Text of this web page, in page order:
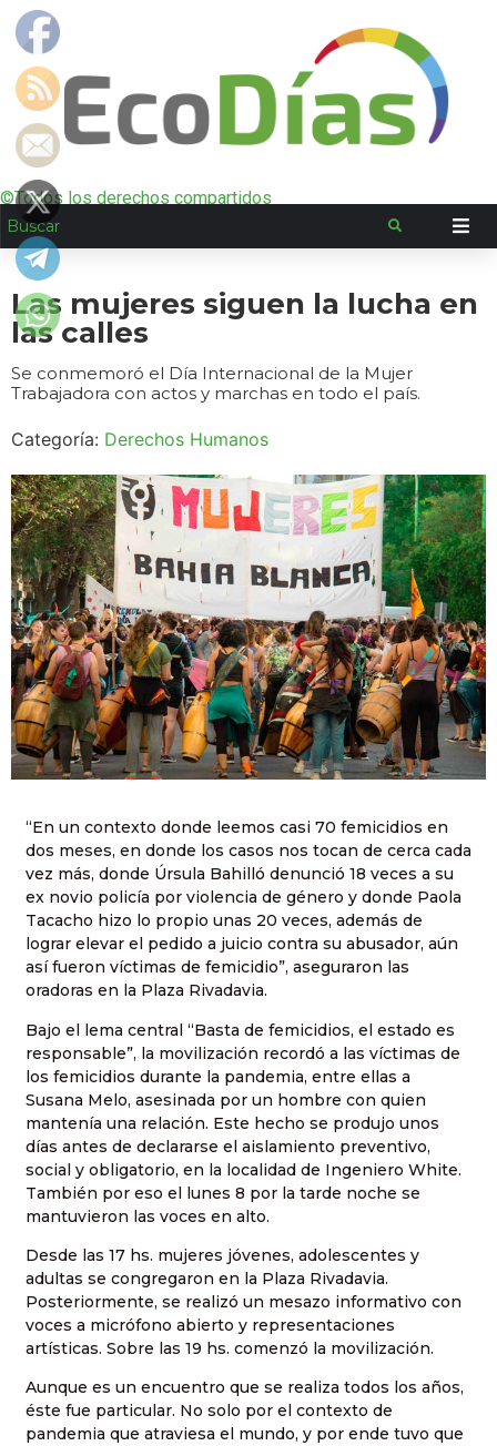
©Todos los derechos compartidos
Las mujeres siguen la lucha en
las calles
Se conmemoró el Día Internacional de la Mujer
Trabajadora con actos y marchas en todo el país.
Categoría: Derechos Humanos
“En un contexto donde leemos casi 70 femicidios en
dos meses, en donde los casos nos tocan de cerca cada
vez más, donde Úrsula Bahilló denunció 18 veces a su
ex novio policía por violencia de género y donde Paola
Tacacho hizo lo propio unas 20 veces, además de
lograr elevar el pedido a juicio contra su abusador, aún
así fueron víctimas de femicidio”, aseguraron las
oradoras en la Plaza Rivadavia.
Bajo el lema central “Basta de femicidios, el estado es
responsable”, la movilización recordó a las víctimas de
los femicidios durante la pandemia, entre ellas a
Susana Melo, asesinada por un hombre con quien
mantenía una relación. Este hecho se produjo unos
días antes de declararse el aislamiento preventivo,
social y obligatorio, en la localidad de Ingeniero White.
También por eso el lunes 8 por la tarde noche se
mantuvieron las voces en alto.
Desde las 17 hs. mujeres jóvenes, adolescentes y
adultas se congregaron en la Plaza Rivadavia.
Posteriormente, se realizó un mesazo informativo con
voces a micrófono abierto y representaciones
artísticas. Sobre las 19 hs. comenzó la movilización.
Aunque es un encuentro que se realiza todos los años,
éste fue particular. No solo por el contexto de
pandemia que atraviesa el mundo, y por ende tuvo que